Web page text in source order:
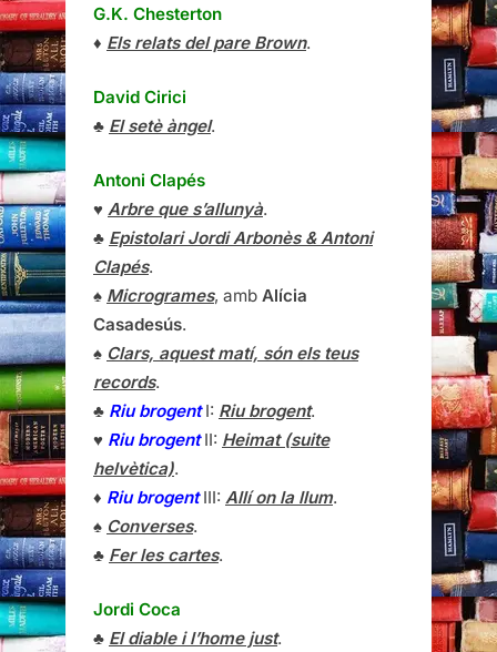
G.K. Chesterton
♦ Els relats del pare Brown.
David Cirici
♣ El setè àngel.
Antoni Clapés
♥ Arbre que s’allunyà.
♣ Epistolari Jordi Arbonès & Antoni
Clapés.
♠ Microgrames, amb Alícia
Casadesús.
♠ Clars, aquest matí, són els teus
records.
♣ Riu brogentI: Riu brogent.
♥ Riu brogentII: Heimat (suite
helvètica).
♦ Riu brogentIII: Allí on la llum.
♠ Converses.
♣ Fer les cartes.
Jordi Coca
♣ El diable i l’home just.